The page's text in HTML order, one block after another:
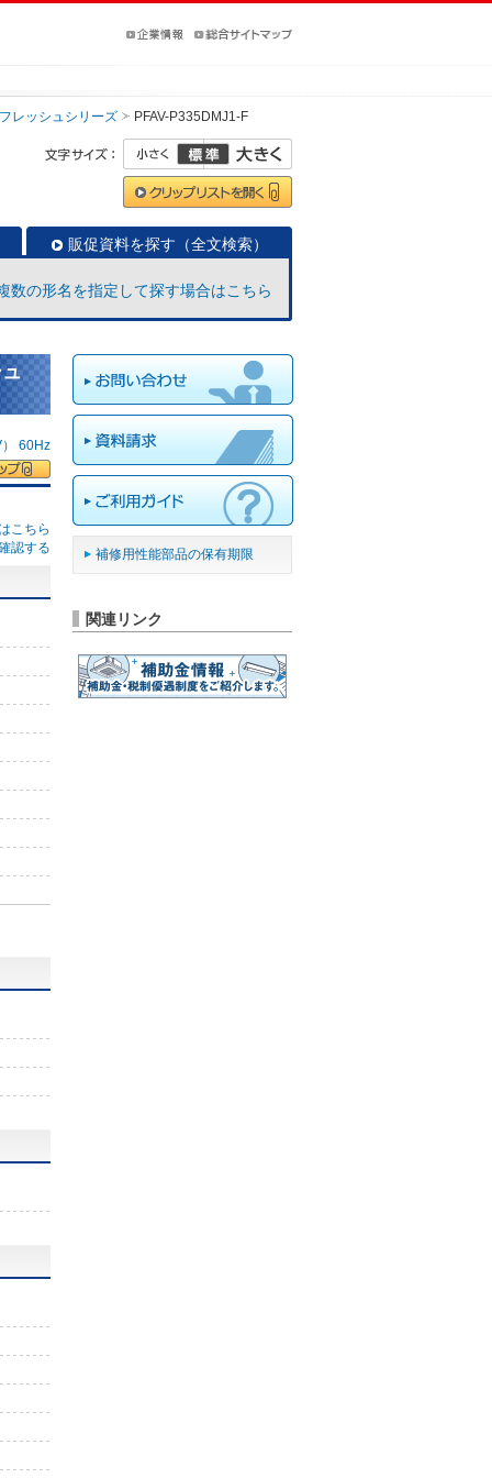
レッシュシリーズ PFAV-P335DMJ1-F
販促資料を探す（全文検索）
数の形名を指定して探す場合はこちら
60Hz
こちら
認する
補修用性能部品の保有期限
関連リンク